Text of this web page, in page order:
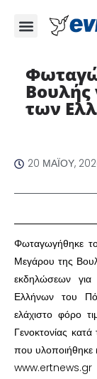
Βουλής
των
20 ΜΑΪ́ΟΥ,
​Φωταγωγήθηκε
Μεγάρου της
εκδηλώσεων
Ελλήνων του
ελάχιστο φόρο
Γενοκτονίας
που υλοποιήθηκε